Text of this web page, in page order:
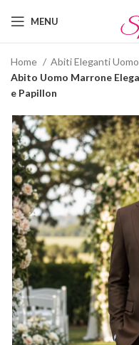
MENU
Home Abiti Eleganti Uomo
Abito Uomo Marrone
e Papillon